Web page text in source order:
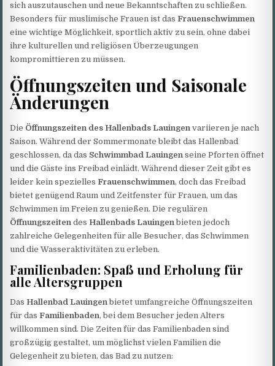
sich auszutauschen und neue Bekanntschaften zu schließen.
Besonders für muslimische Frauen ist dasFrauenschwimmen
eine wichtige Möglichkeit, sportlich aktiv zu sein, ohne dabei
ihre kulturellen und religiösen Überzeugungen
kompromittieren zu müssen.
Öffnungszeiten und Saisonale
Änderungen
Die Öffnungszeiten des Hallenbads Lauingen variieren je nach
Saison. Während der Sommermonate bleibt das Hallenbad
geschlossen, da das Schwimmbad Lauingen seine Pforten öffnet
und die Gäste ins Freibad einlädt. Während dieser Zeit gibt es
leider kein speziellesFrauenschwimmen, doch das Freibad
bietet genügend Raum und Zeitfenster für Frauen, um das
Schwimmen im Freien zu genießen. Die regulären
Öffnungszeiten des Hallenbads Lauingenbieten jedoch
zahlreiche Gelegenheiten für alle Besucher, das Schwimmen
und die Wasseraktivitäten zu erleben.
Familienbaden: Spaß und Erholung für
alle Altersgruppen
Das Hallenbad Lauingenbietet umfangreiche Öffnungszeiten
für dasFamilienbaden, bei dem Besucher jeden Alters
willkommen sind. Die Zeiten für das Familienbaden sind
großzügig gestaltet, um möglichst vielen Familien die
Gelegenheit zu bieten, das Bad zu nutzen: